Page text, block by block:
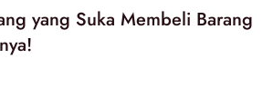
yang Suka Membeli Barang